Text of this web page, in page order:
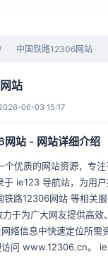
中国铁路12306网站
站
06-03 15:17
网站 - 网站详细介绍
优质的网站资源，专
ie123 导航站，为用户
铁路12306网站 等相关
于为广大网友提供高效
络信息中快速定位所需
问 www.12306.cn。